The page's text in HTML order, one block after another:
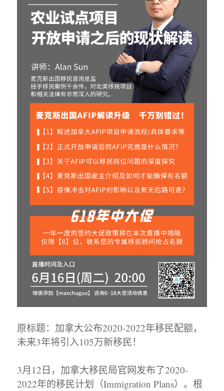
原标题：加拿大公布2020-2022年移民配额，
未来3年将引入105万新移民！
3月12日，加拿大移民局官网发布了2020-
2022年的移民计划（Immigration Plans）。根